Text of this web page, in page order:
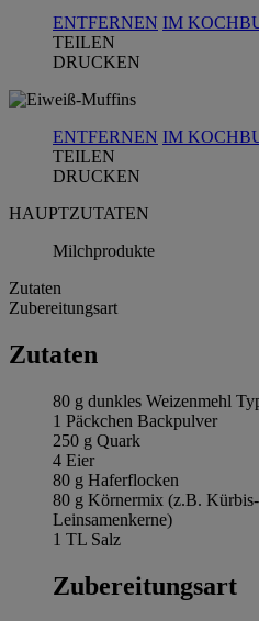
ENTFERNEN IM
TEILEN
DRUCKEN
ENTFERNEN IM
TEILEN
DRUCKEN
HAUPTZUTATEN
Milchprodukte
Zutaten
Zubereitungsart
Zutaten
80 g dunkles Weizenmehl
1 Päckchen Backpulver
250 g Quark
4 Eier
80 g Haferflocken
80 g Körnermix (z.B.
Leinsamenkerne)
1 TL Salz
Zubereitungsart